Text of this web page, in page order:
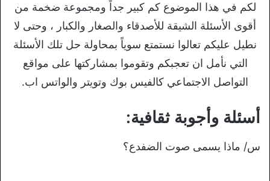
لكم في هذا الموضوع كم كبير جداً ومجموعة ضخمة من
أقوى الأسئلة الشيقة للأصدقاء والصغار والكبار ، وحتى لا
نطيل عليكم تعالوا نستمتع سوياً بمحاولة حل تلك الأسئلة
التي نأمل ان تعجبكم وتقوموا بمشاركتها على مواقع
التواصل الاجتماعي كالفيس بوك وتويتر والواتس اب.
أسئلة وأجوبة ثقافية:
س/ ماذا يسمى صوت الضفدع؟